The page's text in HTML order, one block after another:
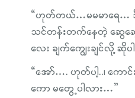
“ဟုတ်တယ်…မမမာရေ…
သင်တန်းတက်နေတဲ့ ဆွေဆွ
လေး ချက်ကျွေးချင်လို့ ဆို
“အော်…. ဟုတ်ပါ့..၊ ကောင်
ကော မတွေ့ပါလား…”